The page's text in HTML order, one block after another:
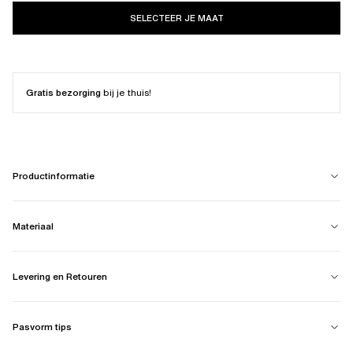
SELECTEER JE MAAT
Gratis bezorgingbij je thuis!
Productinformatie
Materiaal
Levering en Retouren
Pasvorm tips